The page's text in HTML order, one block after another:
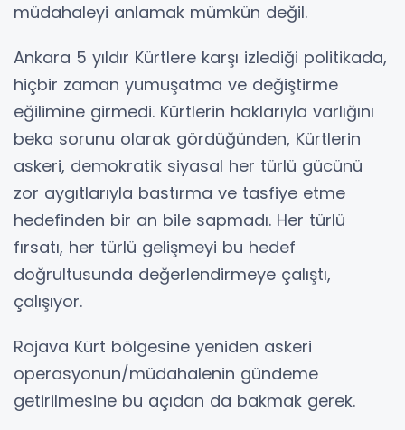
müdahaleyi anlamak mümkün değil.
Ankara 5 yıldır Kürtlere karşı izlediği politikada,
hiçbir zaman yumuşatma ve değiştirme
eğilimine girmedi. Kürtlerin haklarıyla varlığını
beka sorunu olarak gördüğünden, Kürtlerin
askeri, demokratik siyasal her türlü gücünü
zor aygıtlarıyla bastırma ve tasfiye etme
hedefinden bir an bile sapmadı. Her türlü
fırsatı, her türlü gelişmeyi bu hedef
doğrultusunda değerlendirmeye çalıştı,
çalışıyor.
Rojava Kürt bölgesine yeniden askeri
operasyonun/müdahalenin gündeme
getirilmesine bu açıdan da bakmak gerek.